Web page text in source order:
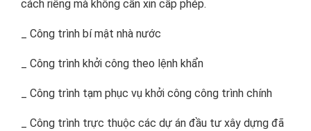
cách riêng mà không cần xin cấp phép.
_ Công trình bí mật nhà nước
_ Công trình khởi công theo lệnh khẩn
_ Công trình tạm phục vụ khởi công công trình chính
_ Công trình trực thuộc các dự án đầu tư xây dựng đã